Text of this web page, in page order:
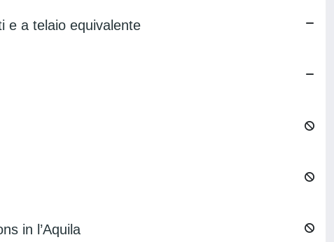
e a telaio equivalente
in l’Aquila